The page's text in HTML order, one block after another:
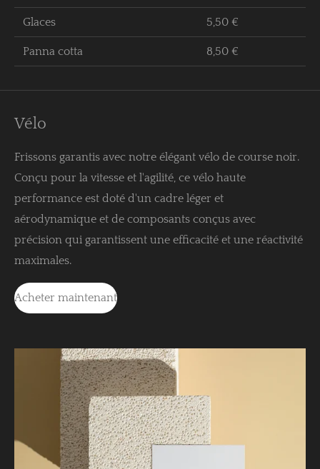
Glaces 5,50 €
Panna cotta 8,50 €
Vélo
Frissons garantis avec notre élégant vélo de course noir.
Conçu pour la vitesse et l'agilité, ce vélo haute
performance est doté d'un cadre léger et
aérodynamique et de composants conçus avec
précision qui garantissent une efficacité et une réactivité
maximales.
Acheter maintenant